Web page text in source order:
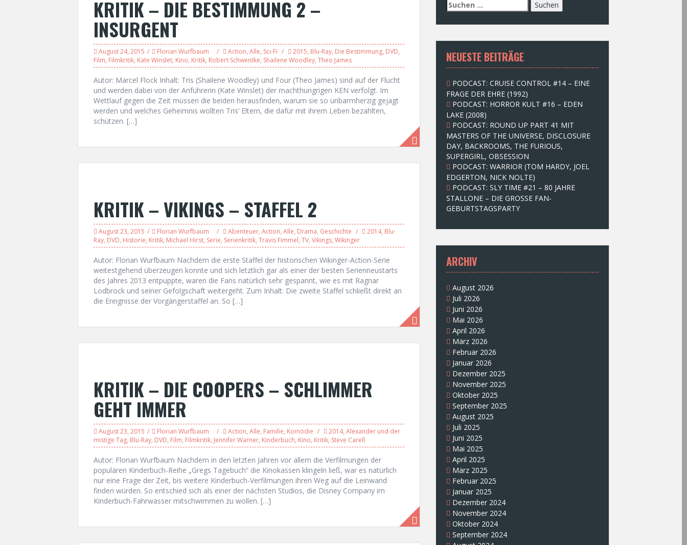
KRITIK – DIE BESTIMMUNG 2 –
INSURGENT
August 24, 2015 Florian Wurfbaum Action, Alle, Sci-Fi 2015, Blu-Ray, Die Bestimmung, DVD,
Film, Filmkritik, Kate Winslet, Kino, Kritik, Robert Schwentke, Shailene Woodley, Theo James
Autor: Marcel Flock Inhalt: Tris (Shailene Woodley) und Four (Theo James) sind auf der Flucht
und werden dabei von der Anführerin (Kate Winslet) der machthungrigen KEN verfolgt. Im
Wettlauf gegen die Zeit müssen die beiden herausfinden, warum sie so unbarmherzig gejagt
werden und welches Geheimnis wollten Tris‘ Eltern, die dafür mit ihrem Leben bezahlten,
schützen. […]
KRITIK – VIKINGS – STAFFEL 2
August 23, 2015 Florian Wurfbaum Abenteuer, Action, Alle, Drama, Geschichte 2014, Blu-
Ray, DVD, Historie, Kritik, Michael Hirst, Serie, Serienkritik, Travis Fimmel, TV, Vikings, Wikinger
Autor: Florian Wurfbaum Nachdem die erste Staffel der historischen Wikinger-Action-Serie
weitestgehend überzeugen konnte und sich letztlich gar als einer der besten Serienneustarts
des Jahres 2013 entpuppte, waren die Fans natürlich sehr gespannt, wie es mit Ragnar
Lodbrock und seiner Gefolgschaft weitergeht. Zum Inhalt: Die zweite Staffel schließt direkt an
die Ereignisse der Vorgängerstaffel an. So […]
KRITIK – DIE COOPERS – SCHLIMMER
GEHT IMMER
August 23, 2015 Florian Wurfbaum Action, Alle, Familie, Komödie 2014, Alexander und der
mistige Tag, Blu-Ray, DVD, Film, Filmkritik, Jennifer Warner, Kinderbuch, Kino, Kritik, Steve Carell
Autor: Florian Wurfbaum Nachdem in den letzten Jahren vor allem die Verfilmungen der
populären Kinderbuch-Reihe „Gregs Tagebuch“ die Kinokassen klingeln ließ, war es natürlich
nur eine Frage der Zeit, bis weitere Kinderbuch-Verfilmungen ihren Weg auf die Leinwand
finden würden. So entschied sich als einer der nächsten Studios, die Disney Company im
Kinderbuch-Fahrwasser mitschwimmen zu wollen. […]
S
u
c
e
n
n
c
h
:
NEUESTE BEITRÄGE
PODCAST: CRUISE CONTROL #14 – EINE
FRAGE DER EHRE (1992)
PODCAST: HORROR KULT #16 – EDEN
LAKE (2008)
PODCAST: ROUND UP PART 41 MIT
MASTERS OF THE UNIVERSE, DISCLOSURE
DAY, BACKROOMS, THE FURIOUS,
SUPERGIRL, OBSESSION
PODCAST: WARRIOR (TOM HARDY, JOEL
EDGERTON, NICK NOLTE)
PODCAST: SLY TIME #21 – 80 JAHRE
STALLONE – DIE GROSSE FAN-
GEBURTSTAGSPARTY
ARCHIV
August 2026
Juli 2026
Juni 2026
Mai 2026
April 2026
März 2026
Februar 2026
Januar 2026
Dezember 2025
November 2025
Oktober 2025
September 2025
August 2025
Juli 2025
Juni 2025
Mai 2025
April 2025
März 2025
Februar 2025
Januar 2025
Dezember 2024
November 2024
Oktober 2024
September 2024